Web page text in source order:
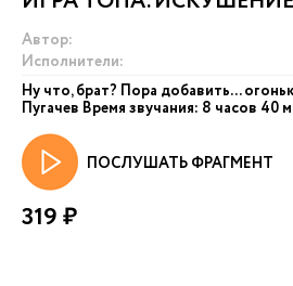
Автор:
Исполнители:
Ну что, брат? Пора добавить...
Пугачев Время звучания: 8 часов 40
ПОСЛУШАТЬ ФРАГМЕНТ
319 ₽